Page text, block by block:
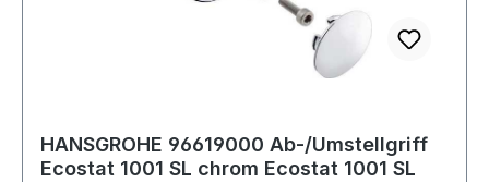
HANSGROHE 96619000 Ab-/Umstellgriff
Ecostat 1001 SL chrom Ecostat 1001 SL